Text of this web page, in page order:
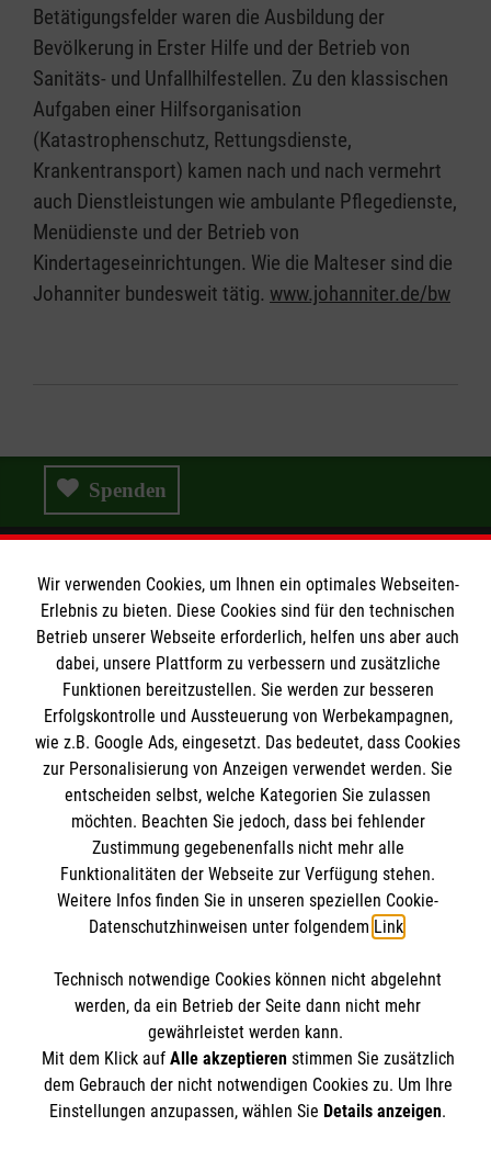
Betätigungsfelder waren die Ausbildung der
Bevölkerung in Erster Hilfe und der Betrieb von
Sanitäts- und Unfallhilfestellen. Zu den klassischen
Aufgaben einer Hilfsorganisation
(Katastrophenschutz, Rettungsdienste,
Krankentransport) kamen nach und nach vermehrt
auch Dienstleistungen wie ambulante Pflegedienste,
Menüdienste und der Betrieb von
Kindertageseinrichtungen. Wie die Malteser sind die
Johanniter bundesweit tätig. www.johanniter.de/bw
Spenden
Wir Malteser
Wir Malteser
Spenden & Helfen
Angebote & Leistungen
Mitarbeiten & Aktiv werden
Informationen
Kontakt
Presse und Medien
Impressum
Datenschutz
Barrierefreiheit
Malteser online
Malteserorden
Malteser International
Sharepoint
Spendenkonto
Empfänger: Malteser Hilfsdienst e.V.
IBAN: DE90 6005 0101 0001 2706 88
BIC: SOLADEST600
Der Malteser Hilfsdienst e.V. ist als eingetragene
gemeinnützige Organisation von der Körperschaft- und
Wir verwenden Cookies, um Ihnen ein optimales Webseiten-
Erlebnis zu bieten. Diese Cookies sind für den technischen
Betrieb unserer Webseite erforderlich, helfen uns aber auch
dabei, unsere Plattform zu verbessern und zusätzliche
Funktionen bereitzustellen. Sie werden zur besseren
Erfolgskontrolle und Aussteuerung von Werbekampagnen,
wie z.B. Google Ads, eingesetzt. Das bedeutet, dass Cookies
zur Personalisierung von Anzeigen verwendet werden. Sie
entscheiden selbst, welche Kategorien Sie zulassen
möchten. Beachten Sie jedoch, dass bei fehlender
Zustimmung gegebenenfalls nicht mehr alle
Funktionalitäten der Webseite zur Verfügung stehen.
Weitere Infos finden Sie in unseren speziellen Cookie-
Datenschutzhinweisen unter folgendem Link.
Technisch notwendige Cookies können nicht abgelehnt
werden, da ein Betrieb der Seite dann nicht mehr
gewährleistet werden kann.
Mit dem Klick auf Alle akzeptierenstimmen Sie zusätzlich
dem Gebrauch der nicht notwendigen Cookies zu. Um Ihre
Einstellungen anzupassen, wählen Sie Details anzeigen.